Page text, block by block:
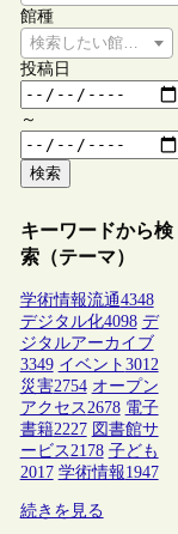
館種
検索したい館種を選
投稿日
～
検索
キーワードから検
索（テーマ）
学術情報流通4348
デジタル化4098 デ
ジタルアーカイブ
3349 イベント 3012
災害2754 オープン
アクセス2678 電子
書籍2227 図書館サ
ービス2178 子ども
2017 学術情報1947
続きを見る